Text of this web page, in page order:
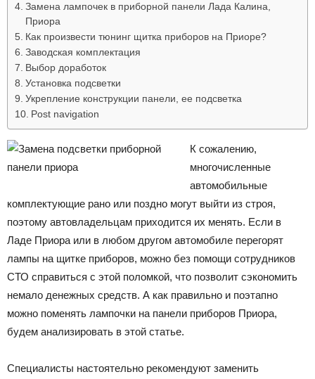
Замена лампочек в приборной панели Лада Калина,
Приора
Как произвести тюнинг щитка приборов на Приоре?
Заводская комплектация
Выбор доработок
Установка подсветки
Укрепление конструкции панели, ее подсветка
Post navigation
К сожалению,
многочисленные
автомобильные
комплектующие рано или поздно могут выйти из строя,
поэтому автовладельцам приходится их менять. Если в
Ладе Приора или в любом другом автомобиле перегорят
лампы на щитке приборов, можно без помощи сотрудников
СТО справиться с этой поломкой, что позволит сэкономить
немало денежных средств. А как правильно и поэтапно
можно поменять лампочки на панели приборов Приора,
будем анализировать в этой статье.
Специалисты настоятельно рекомендуют заменить